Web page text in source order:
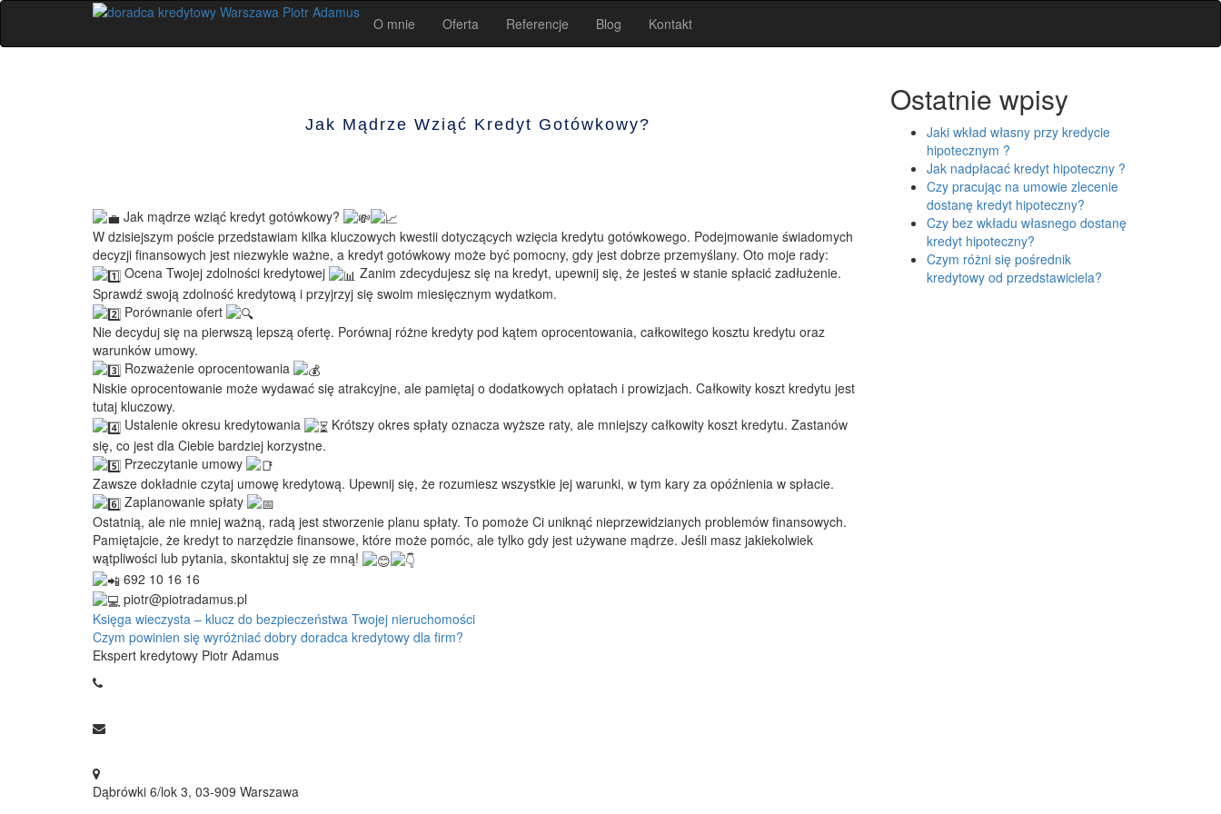
Skip
content
O mnie Oferta Referencje Blog Kontakt
Jak Mądrze Wziąć Kredyt Gotówkowy?
Jak mądrze wziąć kredyt gotówkowy?
W dzisiejszym poście przedstawiam kilka kluczowych kwestii dotyczących wzięcia kredytu gotówkowego. Podejmowanie świadomych
decyzji finansowych jest niezwykle ważne, a kredyt gotówkowy może być pomocny, gdy jest dobrze przemyślany. Oto moje rady:
Ocena Twojej zdolności kredytowej
Zanim zdecydujesz się na kredyt, upewnij się, że jesteś w stanie spłacić zadłużenie.
Sprawdź swoją zdolność kredytową i przyjrzyj się swoim miesięcznym wydatkom.
Porównanie ofert
Nie decyduj się na pierwszą lepszą ofertę. Porównaj różne kredyty pod kątem oprocentowania, całkowitego kosztu kredytu oraz
warunków umowy.
Rozważenie oprocentowania
Niskie oprocentowanie może wydawać się atrakcyjne, ale pamiętaj o dodatkowych opłatach i prowizjach. Całkowity koszt kredytu jest
tutaj kluczowy.
Ustalenie okresu kredytowania
Krótszy okres spłaty oznacza wyższe raty, ale mniejszy całkowity koszt kredytu. Zastanów
się, co jest dla Ciebie bardziej korzystne.
Przeczytanie umowy
Zawsze dokładnie czytaj umowę kredytową. Upewnij się, że rozumiesz wszystkie jej warunki, w tym kary za opóźnienia w spłacie.
Zaplanowanie spłaty
Ostatnią, ale nie mniej ważną, radą jest stworzenie planu spłaty. To pomoże Ci uniknąć nieprzewidzianych problemów finansowych.
Pamiętajcie, że kredyt to narzędzie finansowe, które może pomóc, ale tylko gdy jest używane mądrze. Jeśli masz jakiekolwiek
wątpliwości lub pytania, skontaktuj się ze mną!
692 10 16 16
piotr@piotradamus.pl
Nawigacja
wpisu
Księga wieczysta – klucz do bezpieczeństwa Twojej nieruchomości
Czym powinien się wyróżniać dobry doradca kredytowy dla firm?
Ostatnie wpisy
Jaki wkład własny przy kredycie
hipotecznym ?
Jak nadpłacać kredyt hipoteczny ?
Czy pracując na umowie zlecenie
dostanę kredyt hipoteczny?
Czy bez wkładu własnego dostanę
kredyt hipoteczny?
Czym różni się pośrednik
kredytowy od przedstawiciela?
Ekspert kredytowy Piotr Adamus
Dąbrówki 6/lok 3, 03-909 Warszawa